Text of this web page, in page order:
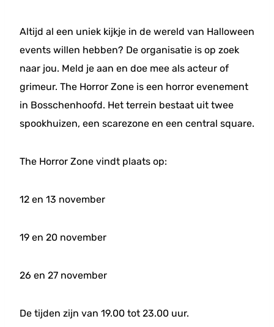
Altijd al een uniek kijkje in de wereld van Halloween
events willen hebben? De organisatie is op zoek
naar jou. Meld je aan en doe mee als acteur of
grimeur. The Horror Zone is een horror evenement
in Bosschenhoofd. Het terrein bestaat uit twee
spookhuizen, een scarezone en een central square.
The Horror Zone vindt plaats op:
12 en 13 november
19 en 20 november
26 en 27 november
De tijden zijn van 19.00 tot 23.00 uur.